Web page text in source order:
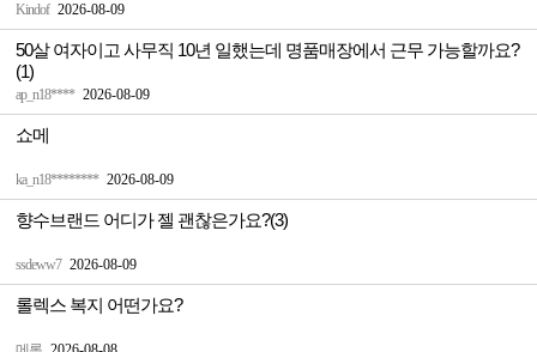
Kindof 2026-08-09
ap_n18**** 2026-08-09
50살 여자이고 사무직 10년 일했는데 명품매장에서 근무 가능할까요?
(1)
ka_n18******** 2026-08-09
쇼메
ssdeww7 2026-08-09
향수브랜드 어디가 젤 괜찮은가요?(3)
롤렉스 복지 어떤가요?